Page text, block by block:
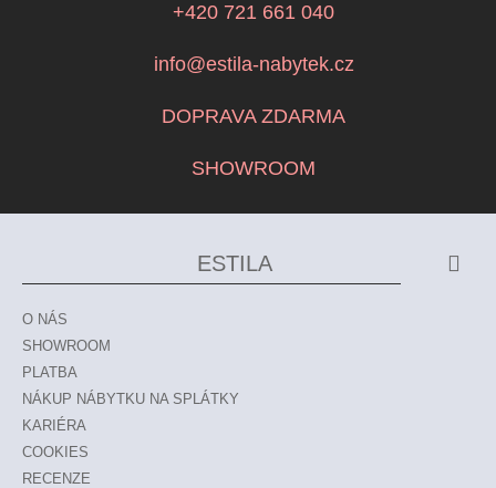
+420 721 661 040
info@estila-nabytek.cz
DOPRAVA ZDARMA
SHOWROOM
ESTILA
O NÁS
SHOWROOM
PLATBA
NÁKUP NÁBYTKU NA SPLÁTKY
KARIÉRA
COOKIES
RECENZE